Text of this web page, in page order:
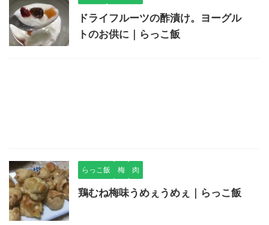
ドライフルーツの酢漬け。ヨーグル
トのお供に｜らっこ飯
らっこ飯 梅 肉
鶏むね梅味うめぇうめぇ｜らっこ飯